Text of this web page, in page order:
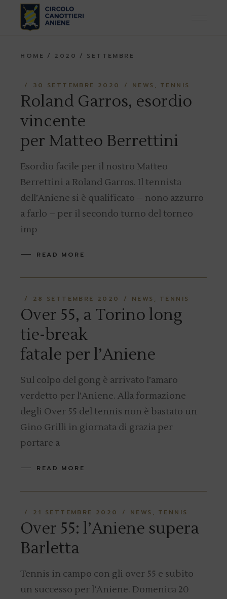
content
HOME 2020 SETTEMBRE
30 SETTEMBRE 2020 NEWS TENNIS
Roland Garros, esordio
vincente
per Matteo Berrettini
Esordio facile per il nostro Matteo
Berrettini a Roland Garros. Il tennista
dell’Aniene si è qualificato – nono azzurro
a farlo – per il secondo turno del torneo
imp
READ MORE
28 SETTEMBRE 2020 NEWS TENNIS
Over 55, a Torino long
tie-break
fatale per l’Aniene
Sul colpo del gong è arrivato l’amaro
verdetto per l’Aniene. Alla formazione
degli Over 55 del tennis non è bastato un
Gino Grilli in giornata di grazia per
portare a
READ MORE
21 SETTEMBRE 2020 NEWS TENNIS
Over 55: l’Aniene supera
Barletta
Tennis in campo con gli over 55 e subito
un successo per l’Aniene. Domenica 20